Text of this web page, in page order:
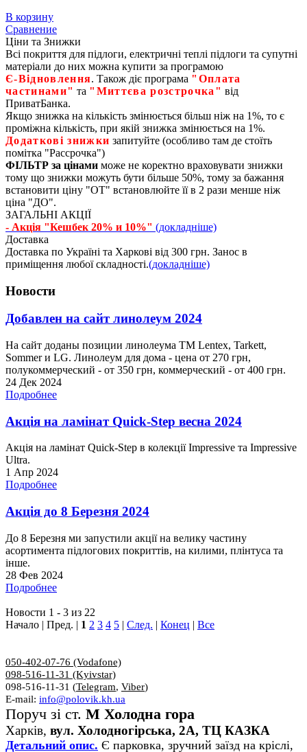
В корзину
Сравнение
Ціни та Знижки
Всі покриття для підлоги, електричні теплі підлоги та супутні
матеріали до них можна купити за програмою
Є‑Відновлення. Також діє програма "Оплата
частинами" та "Миттєва розстрочка" від
ПриватБанка.
Якщо знижка на кількість змінюється більш ніж на 1%, то є
проміжна кількість, при якій знижка змінюється на 1%.
Додаткові знижки запитуйте (особливо там де стоїть
помітка "Рассрочка")
ФІЛЬТР за цінами може не коректно враховувати знижки
тому що знижки можуть бути більше 50%, тому за бажання
встановити ціну "ОТ" встановлюйте її в 2 рази менше ніж
ціна "ДО".
ЗАГАЛЬНІ АКЦІЇ
- Акція "Кешбек 20% и 10%" (докладніше)
Доставка
Доставка по Україні та Харкові від 300 грн. Занос в
приміщення любої складності.(докладніше)
Новости
Добавлен на сайт линолеум 2024
На сайт доданы позиции линолеума ТМ Lentex, Tarkett,
Sommer и LG. Линолеум для дома - цена от 270 грн,
полукоммерческий - от 350 грн, коммерческий - от 400 грн.
24 Дек 2024
Подробнее
Акція на ламінат Quick-Step весна 2024
Акція на ламінат Quick-Step в колекції Impressive та Impressive
Ultra.
1 Апр 2024
Подробнее
Акція до 8 Березня 2024
До 8 Березня ми запустили акції на велику частину
асортимента підлогових покриттів, на килими, плінтуса та
інше.
28 Фев 2024
Подробнее
Новости 1 - 3 из 22
Начало | Пред. | 1 2 3 4 5 | След. | Конец | Все
050-402-07-76 (Vodafone)
098-516-11-31 (Kyivstar)
098-516-11-31 (Telegram, Viber)
E-mail: info@polovik.kh.ua
Поруч зі ст. М Холодна гора
Харків, вул. Холодногірська, 2А, ТЦ КАЗКА
Детальний опис. Є парковка, зручний заїзд на кріслі,